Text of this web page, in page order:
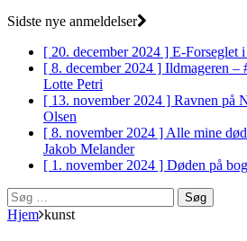
Sidste nye anmeldelser
[ 20. december 2024 ] E-Forseglet
[ 8. december 2024 ] Ildmageren –
Lotte Petri
[ 13. november 2024 ] Ravnen på
Olsen
[ 8. november 2024 ]Alle mine
Jakob Melander
[ 1. november 2024 ] Døden på
Søg
efter:
Hjem kunst